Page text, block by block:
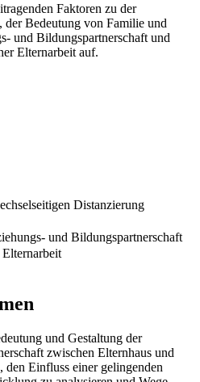
Faktoren zu der
der Bedeutung von Familie und
und Bildungspartnerschaft und
Elternarbeit auf.
Distanzierung
und Bildungspartnerschaft
und Gestaltung der
zwischen Elternhaus und
den Einfluss einer gelingenden